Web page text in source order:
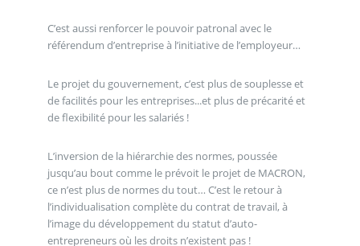
C’est aussi renforcer le pouvoir patronal avec le
référendum d’entreprise à l’initiative de l’employeur…
Le projet du gouvernement, c’est plus de souplesse et
de facilités pour les entreprises...et plus de précarité et
de flexibilité pour les salariés !
L’inversion de la hiérarchie des normes, poussée
jusqu’au bout comme le prévoit le projet de MACRON,
ce n’est plus de normes du tout… C’est le retour à
l’individualisation complète du contrat de travail, à
l’image du développement du statut d’auto-
entrepreneurs où les droits n’existent pas !